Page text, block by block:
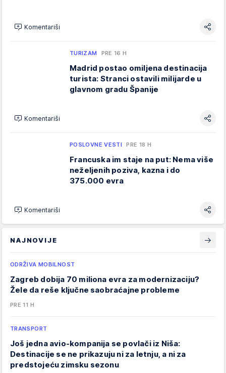
Komentariši
TURIZAM PRE 16 H
Madrid postao omiljena destinacija
turista: Stranci ostavili milijarde u
glavnom gradu Španije
Komentariši
POSLOVNE VESTI PRE 18 H
Francuska im staje na put: Nema više
neželjenih poziva, kazna i do
375.000 evra
Komentariši
NAJNOVIJE
ODRŽIVA MOBILNOST
Zagreb dobija 70 miliona evra za modernizaciju?
Žele da reše ključne saobraćajne probleme
PRE 11 H
TRANSPORT
Još jedna avio-kompanija se povlači iz Niša:
Destinacije se ne prikazuju ni za letnju, a ni za
predstojeću zimsku sezonu